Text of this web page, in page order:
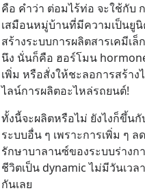
คือ คำว่า ต่อมไร้ท่อ จะใช้กับ
เสมือนหมู่บ้านที่มีความเป็นยู
สร้างระบบการผลิตสารเคมีเ
นึง นั่นก็คือ ฮอร์โมน
เพิ่ม หรือสั่งให้ชะลอการสร้าง
ไลน์การผลิตอะไหล่รถยนต์!
ทั้งนี้จะผลิตหรือไม่ ยังไงก็ขึ้น
ระบบอื่น ๆ เพราะการเพิ่ม ๆ
รักษาบาลานซ์ของระบบร่างก
ชีวิตเป็น dynamic ไม่มีวันเว
กันเลย